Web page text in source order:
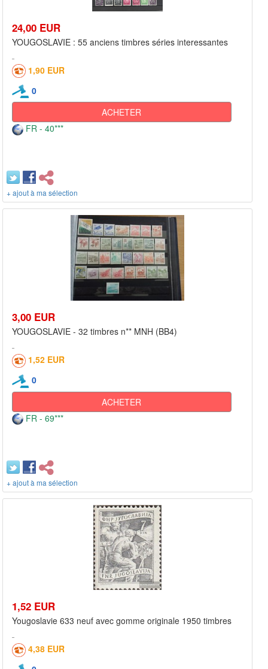
24,00 EUR
YOUGOSLAVIE : 55 anciens timbres séries interessantes
1,90 EUR
0
ACHETER
FR - 40***
+ ajout à ma sélection
3,00 EUR
YOUGOSLAVIE - 32 timbres n** MNH (BB4)
1,52 EUR
0
ACHETER
FR - 69***
+ ajout à ma sélection
1,52 EUR
Yougoslavie 633 neuf avec gomme originale 1950 timbres
4,38 EUR